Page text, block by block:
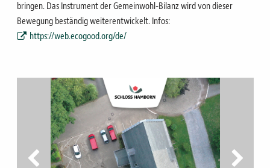
bringen. Das Instrument der Gemeinwohl-Bilanz wird von dieser
Bewegung beständig weiterentwickelt. Infos:
https://web.ecogood.org/de/
vorheriges Bild nächstes